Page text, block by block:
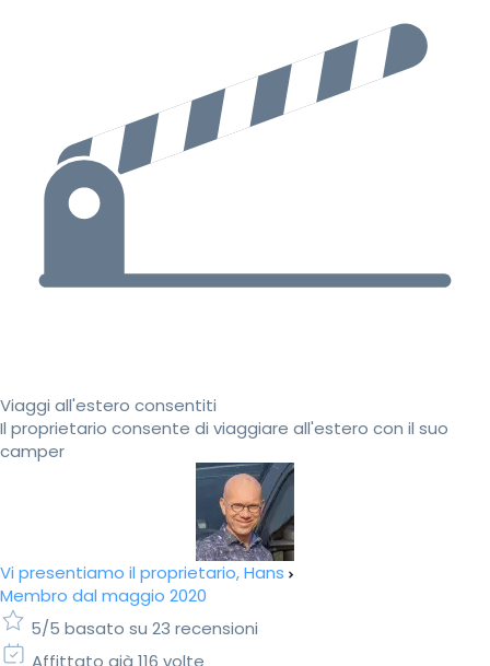
Viaggi all'estero consentiti
Il proprietario consente di viaggiare all'estero con il suo
camper
Vi presentiamo il proprietario, Hans
Membro dal maggio 2020
5/5 basato su 23 recensioni
Affittato già 116 volte